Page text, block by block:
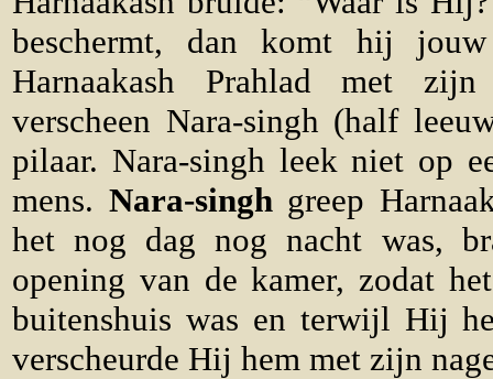
beschermt, dan komt hij
Harnaakash Prahlad met
verscheen Nara-singh (half
pilaar. Nara-singh leek niet op
mens. Nara-singhgreep
het nog dag nog nacht was,
opening van de kamer, zodat
buitenshuis was en terwijl Hij
verscheurde Hij hem met zijn